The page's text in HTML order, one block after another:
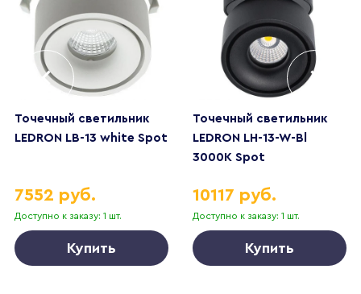
Точечный светильник
LEDRON LB-13 white Spot
Доступно к заказу: 1 шт.
7552 руб.
Купить
Точечный светильник
LEDRON LH-13-W-Bl
3000K Spot
Доступно к заказу: 1 шт.
10117 руб.
Купить